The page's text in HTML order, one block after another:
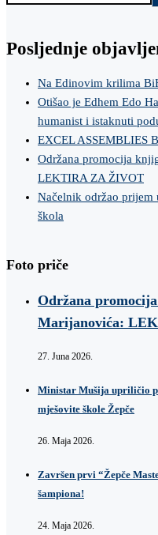
Posljednje
Na Edinovim krilima
Otišao je Edhem Edo
humanist i istaknuti
EXCEL ASSEMBLIES
Održana promocija
LEKTIRA ZA ŽIVOT
Načelnik održao prijem
škola
Foto priče
Održana
Marijanovića:
27. Juna 2026.
Ministar Mušija upriličio
mješovite škole Žepče
26. Maja 2026.
Završen prvi “Žepče
šampiona!
24. Maja 2026.